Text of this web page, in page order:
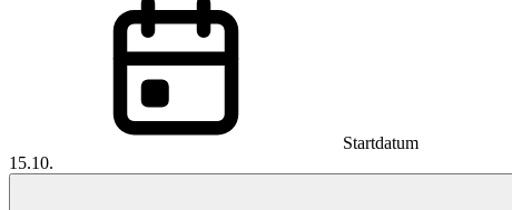
Startdatum
15.10.